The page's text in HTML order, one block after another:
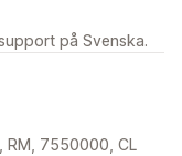
på Svenska.
RM, 7550000, CL